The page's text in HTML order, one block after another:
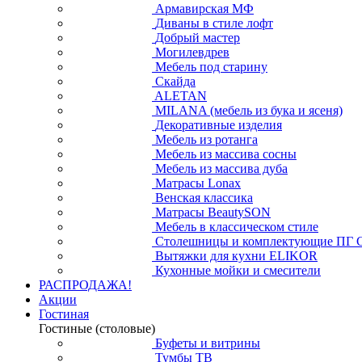
Армавирская МФ
Диваны в стиле лофт
Добрый мастер
Могилевдрев
Мебель под старину
Скайда
ALETAN
MILANA (мебель из бука и ясеня)
Декоративные изделия
Мебель из ротанга
Мебель из массива сосны
Мебель из массива дуба
Матрасы Lonax
Венская классика
Матрасы BeautySON
Мебель в классическом стиле
Столешницы и комплектующие ПГ
Вытяжки для кухни ELIKOR
Кухонные мойки и смесители
РАСПРОДАЖА!
Акции
Гостиная
Гостиные (столовые)
Буфеты и витрины
Тумбы ТВ